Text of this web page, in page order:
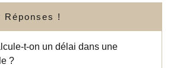
Réponses !
t-on un délai dans une
?